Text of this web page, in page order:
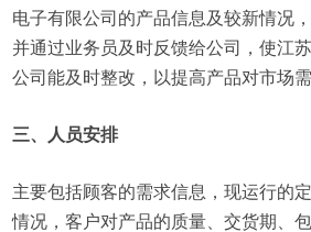
电子有限公司的产品信息及较新情况
并通过业务员及时反馈给公司，使江
公司能及时整改，以提高产品对市场需
三、人员安排
主要包括顾客的需求信息，现运行的
情况，客户对产品的质量、交货期、